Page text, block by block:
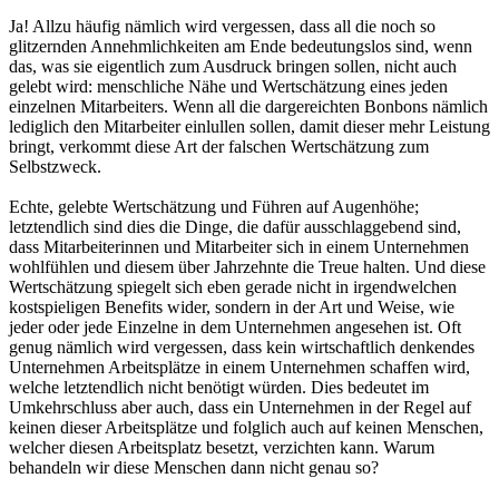
Ja! Allzu häufig nämlich wird vergessen, dass all die noch so
glitzernden Annehmlichkeiten am Ende bedeutungslos sind, wenn
das, was sie eigentlich zum Ausdruck bringen sollen, nicht auch
gelebt wird: menschliche Nähe und Wertschätzung eines jeden
einzelnen Mitarbeiters. Wenn all die dargereichten Bonbons nämlich
lediglich den Mitarbeiter einlullen sollen, damit dieser mehr Leistung
bringt, verkommt diese Art der falschen Wertschätzung zum
Selbstzweck.
Echte, gelebte Wertschätzung und Führen auf Augenhöhe;
letztendlich sind dies die Dinge, die dafür ausschlaggebend sind,
dass Mitarbeiterinnen und Mitarbeiter sich in einem Unternehmen
wohlfühlen und diesem über Jahrzehnte die Treue halten. Und diese
Wertschätzung spiegelt sich eben gerade nicht in irgendwelchen
kostspieligen Benefits wider, sondern in der Art und Weise, wie
jeder oder jede Einzelne in dem Unternehmen angesehen ist. Oft
genug nämlich wird vergessen, dass kein wirtschaftlich denkendes
Unternehmen Arbeitsplätze in einem Unternehmen schaffen wird,
welche letztendlich nicht benötigt würden. Dies bedeutet im
Umkehrschluss aber auch, dass ein Unternehmen in der Regel auf
keinen dieser Arbeitsplätze und folglich auch auf keinen Menschen,
welcher diesen Arbeitsplatz besetzt, verzichten kann. Warum
behandeln wir diese Menschen dann nicht genau so?